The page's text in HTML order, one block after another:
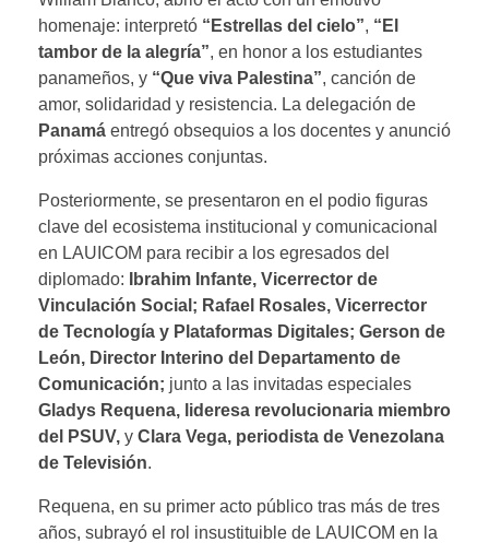
homenaje: interpretó “Estrellas del cielo”, “El
tambor de la alegría”, en honor a los estudiantes
panameños, y “Que viva Palestina”, canción de
amor, solidaridad y resistencia. La delegación de
Panamá entregó obsequios a los docentes y anunció
próximas acciones conjuntas.
Posteriormente, se presentaron en el podio figuras
clave del ecosistema institucional y comunicacional
en LAUICOM para recibir a los egresados del
diplomado:
Ibrahim Infante, Vicerrector de
Vinculación Social; Rafael Rosales, Vicerrector
de Tecnología y Plataformas Digitales; Gerson de
León, Director Interino del Departamento de
Comunicación; junto a las invitadas especiales
Gladys Requena, lideresa revolucionaria miembro
del PSUV, y Clara Vega, periodista de Venezolana
de Televisión.
Requena, en su primer acto público tras más de tres
años, subrayó el rol insustituible de LAUICOM en la